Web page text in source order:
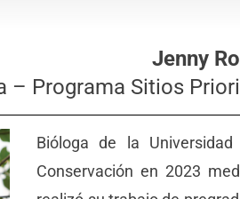
Jenny
– Programa Sitios
Bióloga de la
Conservación en 2023